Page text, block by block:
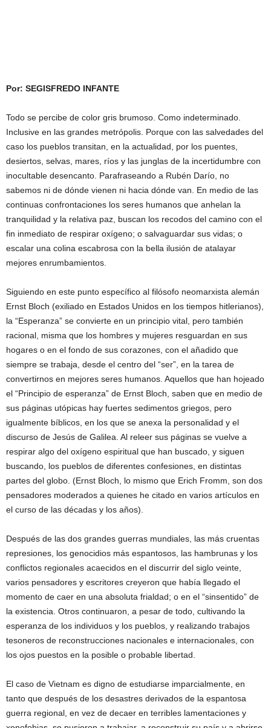
Por: SEGISFREDO INFANTE
Todo se percibe de color gris brumoso. Como indeterminado.
Inclusive en las grandes metrópolis. Porque con las salvedades del
caso los pueblos transitan, en la actualidad, por los puentes,
desiertos, selvas, mares, ríos y las junglas de la incertidumbre con
inocultable desencanto. Parafraseando a Rubén Darío, no
sabemos ni de dónde vienen ni hacia dónde van. En medio de las
continuas confrontaciones los seres humanos que anhelan la
tranquilidad y la relativa paz, buscan los recodos del camino con el
fin inmediato de respirar oxígeno; o salvaguardar sus vidas; o
escalar una colina escabrosa con la bella ilusión de atalayar
mejores enrumbamientos.
Siguiendo en este punto específico al filósofo neomarxista alemán
Ernst Bloch (exiliado en Estados Unidos en los tiempos hitlerianos),
la “Esperanza” se convierte en un principio vital, pero también
racional, misma que los hombres y mujeres resguardan en sus
hogares o en el fondo de sus corazones, con el añadido que
siempre se trabaja, desde el centro del “ser”, en la tarea de
convertirnos en mejores seres humanos. Aquellos que han hojeado
el “Principio de esperanza” de Ernst Bloch, saben que en medio de
sus páginas utópicas hay fuertes sedimentos griegos, pero
igualmente bíblicos, en los que se anexa la personalidad y el
discurso de Jesús de Galilea. Al releer sus páginas se vuelve a
respirar algo del oxígeno espiritual que han buscado, y siguen
buscando, los pueblos de diferentes confesiones, en distintas
partes del globo. (Ernst Bloch, lo mismo que Erich Fromm, son dos
pensadores moderados a quienes he citado en varios artículos en
el curso de las décadas y los años).
Después de las dos grandes guerras mundiales, las más cruentas
represiones, los genocidios más espantosos, las hambrunas y los
conflictos regionales acaecidos en el discurrir del siglo veinte,
varios pensadores y escritores creyeron que había llegado el
momento de caer en una absoluta frialdad; o en el “sinsentido” de
la existencia. Otros continuaron, a pesar de todo, cultivando la
esperanza de los individuos y los pueblos, y realizando trabajos
tesoneros de reconstrucciones nacionales e internacionales, con
los ojos puestos en la posible o probable libertad.
El caso de Vietnam es digno de estudiarse imparcialmente, en
tanto que después de los desastres derivados de la espantosa
guerra regional, en vez de decaer en terribles lamentaciones y